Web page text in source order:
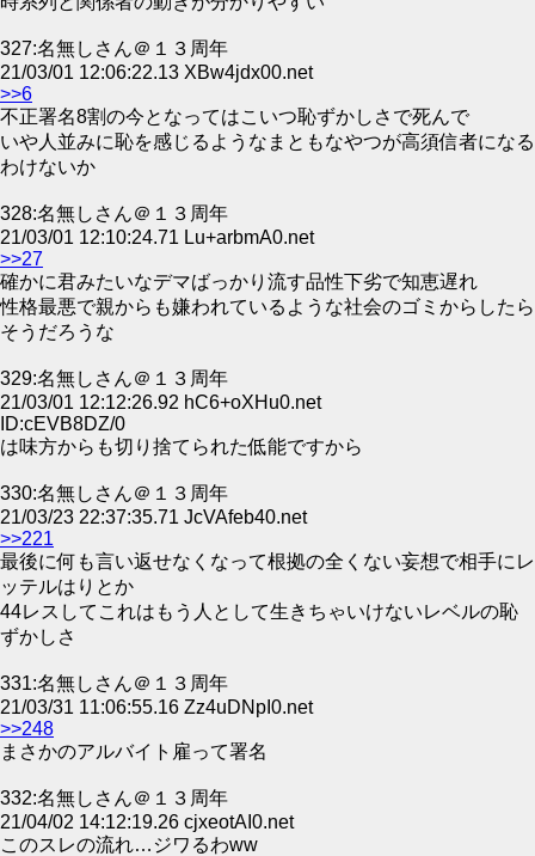
327:名無しさん＠１３周年
21/03/01 12:06:22.13 XBw4jdx00.net
>>6
不正署名8割の今となってはこいつ恥ずかしさで死んで
いや人並みに恥を感じるようなまともなやつが高須信者になる
わけないか
328:名無しさん＠１３周年
21/03/01 12:10:24.71 Lu+arbmA0.net
>>27
確かに君みたいなデマばっかり流す品性下劣で知恵遅れ
性格最悪で親からも嫌われているような社会のゴミからしたら
そうだろうな
329:名無しさん＠１３周年
21/03/01 12:12:26.92 hC6+oXHu0.net
ID:cEVB8DZ/0
は味方からも切り捨てられた低能ですから
330:名無しさん＠１３周年
21/03/23 22:37:35.71 JcVAfeb40.net
>>221
最後に何も言い返せなくなって根拠の全くない妄想で相手にレ
ッテルはりとか
44レスしてこれはもう人として生きちゃいけないレベルの恥
ずかしさ
331:名無しさん＠１３周年
21/03/31 11:06:55.16 Zz4uDNpI0.net
>>248
まさかのアルバイト雇って署名
332:名無しさん＠１３周年
21/04/02 14:12:19.26 cjxeotAI0.net
このスレの流れ…ジワるわww